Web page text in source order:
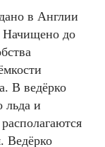
в Англии
Начищено до
В ведёрко
льда и
Ведёрко